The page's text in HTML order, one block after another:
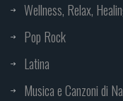
Wellness, Relax,
Pop Rock
Latina
Musica e Canzoni di